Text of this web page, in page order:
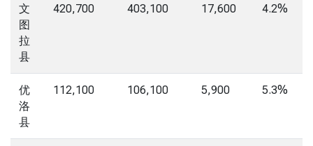
文
图
拉
县
420,700 403,100 17,600 4.2%
优
洛
县
112,100 106,100 5,900 5.3%